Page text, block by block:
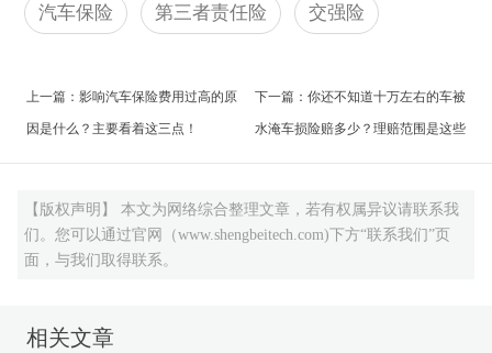
全，车主遇到麻烦可即时在当地办理定损
什么车险该买、什么车险有坑、车险有哪些误区。
汽车保险 第三者责任险 交强险
上一篇： 影响汽车保险费用过高的原
因是什么？主要看着这三点！
下一篇：你还不知道十万左右的车被
水淹车损险赔多少？理赔范围是这些
【版权声明】 本文为网络综合整理文章，若有权属异议请联系我
们。您可以通过官网（www.shengbeitech.com)下方“联系我们”页
面，与我们取得联系。
相关文章